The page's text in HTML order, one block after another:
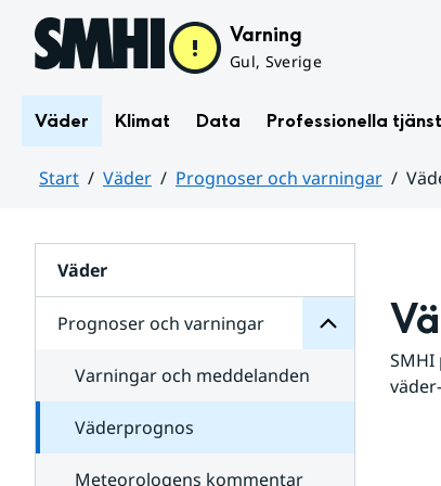
Hoppa till sidans innehåll Varning
Gul, Sverige
Väder Klimat Data Professionella
Start Väder Prognoser och varningar
Väder
Prognoser och varningar
för
varningar
Varningar och meddelanden
Väderprognos
Meteorologens kommentar
SMHI